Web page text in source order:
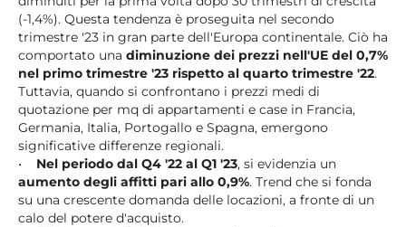
(-1,4%). Questa tendenza è proseguita nel secondo
trimestre '23 in gran parte dell'Europa continentale. Ciò ha
comportato una diminuzione dei prezzi nell'UE del 0,7%
nel primo trimestre '23 rispetto al quarto trimestre '22.
Tuttavia, quando si confrontano i prezzi medi di
quotazione per mq di appartamenti e case in Francia,
Germania, Italia, Portogallo e Spagna, emergono
significative differenze regionali.
• Nel periodo dal Q4 '22 al Q1 '23, si evidenzia un
aumento degli affitti pari allo 0,9%. Trend che si fonda
su una crescente domanda delle locazioni, a fronte di un
calo del potere d'acquisto.